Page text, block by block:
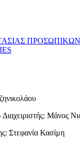
Μάνος
Στεφανία Κασίμη